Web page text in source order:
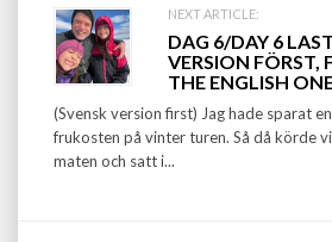
Post
navigation
NEXT ARTICLE:
DAG 6/DAY 6
VERSION FÖRST,
THE ENGLISH
(Svensk version first) Jag hade sparat
frukosten på vinter turen. Så då körde
maten och satt i...